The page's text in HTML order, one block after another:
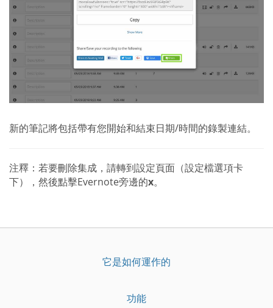
新的筆記將包括帶有您開始和結束日期/時間的錄製連結。
注釋：若要刪除集成，請轉到設定頁面（設定檔選項卡
下），然後點擊Evernote旁邊的x。
它是如何運作的
功能